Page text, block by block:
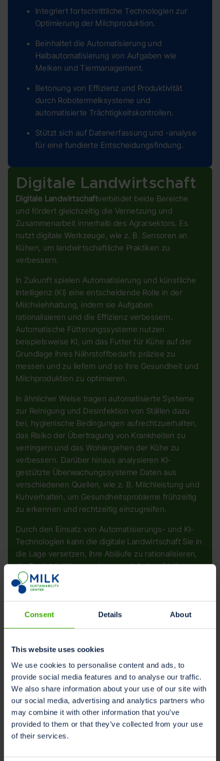
Consent Details About
This website uses cookies
We use cookies to personalise content and ads, to
provide social media features and to analyse our traffic.
We also share information about your use of our site with
our social media, advertising and analytics partners who
may combine it with other information that you’ve
provided to them or that they’ve collected from your use
of their services.
Integriert fortschrittliche Technologien zur
Optimierung der Milchproduktion.
Beinhaltet die Automatisierung und
Halbautomatisierung von Aufgaben wie
Melken und Tiermanagement.
Betonung von Effizienz und Produktivität
durch Robotermelksysteme und
automatisierte Trächtigkeitskontrollen.
Stützt sich auf Datenerfassung und -analyse
für eine fundierte Entscheidungsfindung.
Digitale Landwirtschaft
Digitale Landwirtschaftverbindet beide Bereiche
und fördert gleichzeitig die Vernetzung und
Zusammenarbeit innerhalb des Agrarsektors. Es
nutzt digitale Werkzeuge, wie z. B. Sensoren an
Kühen, um landwirtschaftliche Praktiken zu
verbessern.
In Zukunft spielen Automatisierung und künstliche
Intelligenz (KI) eine entscheidende Rolle in der
Milchviehhaltung, indem sie Aufgaben
rationalisieren und die Effizienz verbessern.
Automatische Fütterungssysteme nutzen
beispielsweise KI, um das Futter für Kühe auf der
Grundlage ihres Nährstoffbedarfs präzise zu
messen und zu liefern und so ihre Gesundheit und
Milchproduktion zu optimieren.
In ähnlicher Weise tragen automatisierte Systeme
zur Reinigung und Desinfektion von Ställen dazu
bei, hygienische Bedingungen aufrechtzuerhalten,
das Risiko der Übertragung von Krankheiten zu
verringern und das Wohlergehen der Kühe zu
verbessern. Darüber hinaus analysieren KI-
gestützte Überwachungssysteme Daten aus
verschiedenen Quellen, wie z. B. Milchleistung und
Kuhverhalten, um Gesundheitsprobleme frühzeitig
zu erkennen und rechtzeitig einzugreifen.
Durch den Einsatz von Automatisierungs- und KI-
Technologien kann die digitale Landwirtschaft Sie in
die Lage versetzen, Ihre Abläufe zu rationalisieren,
die Produktivität zu steigern und die langfristige
Nachhaltigkeit ihrer Betriebe zu gewährleisten.
Zusammenfassend lässt sich sagen, dass Digital
Farming
Steigert die Effizienz, Nachhaltigkeit und
einschließlich der Milchwirtschaft.
Bietet Echtzeit-Einblicke für eine fundierte
Entscheidungsfindung.
Minimierung von Abfall und Umweltbelastung
durch Techniken der Präzisionslandwirtschaft.
Rationalisiert landwirtschaftliche Abläufe durch